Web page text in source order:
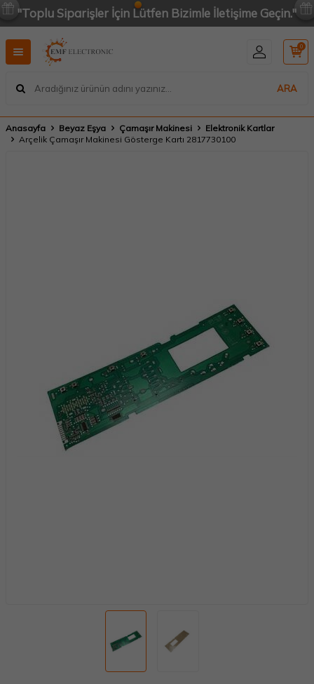
"Toplu Siparişler İçin Lütfen Bizimle İletişime Geçin."
ARA
0
Anasayfa Beyaz Eşya Çamaşır Makinesi
Elektronik Kartlar
Arçelik Çamaşır Makinesi Gösterge Kartı 2817730100